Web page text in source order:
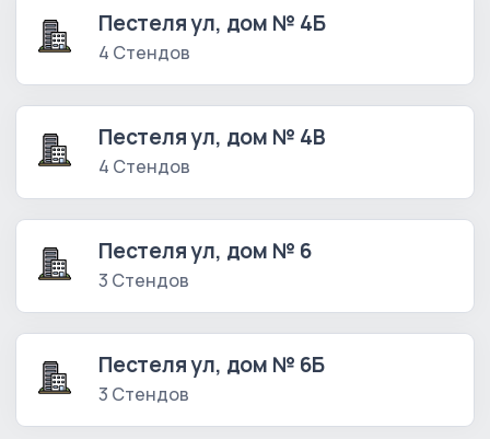
Пестеля ул, дом № 4Б
4 Стендов
Пестеля ул, дом № 4В
4 Стендов
Пестеля ул, дом № 6
3 Стендов
Пестеля ул, дом № 6Б
3 Стендов